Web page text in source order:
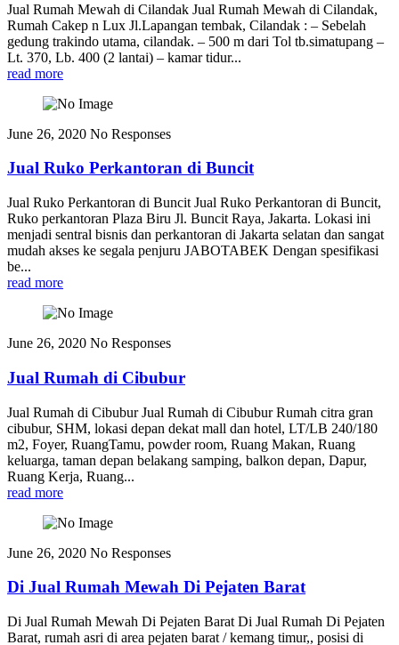
Jual Rumah Mewah di Cilandak Jual Rumah Mewah di Cilandak,
Rumah Cakep n Lux Jl.Lapangan tembak, Cilandak : – Sebelah
gedung trakindo utama, cilandak. – 500 m dari Tol tb.simatupang –
Lt. 370, Lb. 400 (2 lantai) – kamar tidur...
read more
June 26, 2020 No Responses
Jual Ruko Perkantoran di Buncit
Jual Ruko Perkantoran di Buncit Jual Ruko Perkantoran di Buncit,
Ruko perkantoran Plaza Biru Jl. Buncit Raya, Jakarta. Lokasi ini
menjadi sentral bisnis dan perkantoran di Jakarta selatan dan sangat
mudah akses ke segala penjuru JABOTABEK Dengan spesifikasi
be...
read more
June 26, 2020 No Responses
Jual Rumah di Cibubur
Jual Rumah di Cibubur Jual Rumah di Cibubur Rumah citra gran
cibubur, SHM, lokasi depan dekat mall dan hotel, LT/LB 240/180
m2, Foyer, RuangTamu, powder room, Ruang Makan, Ruang
keluarga, taman depan belakang samping, balkon depan, Dapur,
Ruang Kerja, Ruang...
read more
June 26, 2020 No Responses
Di Jual Rumah Mewah Di Pejaten Barat
Di Jual Rumah Mewah Di Pejaten Barat Di Jual Rumah Di Pejaten
Barat, rumah asri di area pejaten barat / kemang timur,, posisi di